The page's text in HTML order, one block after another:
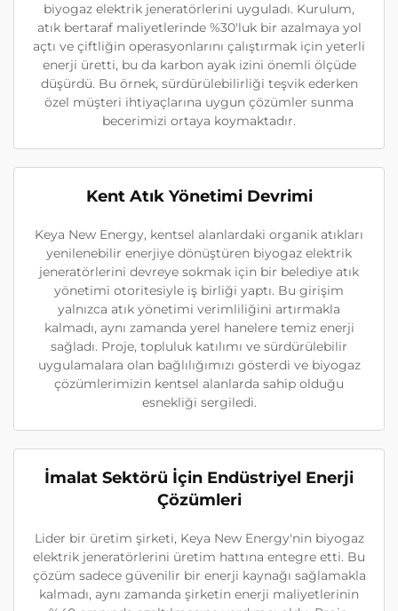
biyogaz elektrik jeneratörlerini uyguladı. Kurulum,
atık bertaraf maliyetlerinde %30'luk bir azalmaya yol
açtı ve çiftliğin operasyonlarını çalıştırmak için yeterli
enerji üretti, bu da karbon ayak izini önemli ölçüde
düşürdü. Bu örnek, sürdürülebilirliği teşvik ederken
özel müşteri ihtiyaçlarına uygun çözümler sunma
becerimizi ortaya koymaktadır.
Kent Atık Yönetimi Devrimi
Keya New Energy, kentsel alanlardaki organik atıkları
yenilenebilir enerjiye dönüştüren biyogaz elektrik
jeneratörlerini devreye sokmak için bir belediye atık
yönetimi otoritesiyle iş birliği yaptı. Bu girişim
yalnızca atık yönetimi verimliliğini artırmakla
kalmadı, aynı zamanda yerel hanelere temiz enerji
sağladı. Proje, topluluk katılımı ve sürdürülebilir
uygulamalara olan bağlılığımızı gösterdi ve biyogaz
çözümlerimizin kentsel alanlarda sahip olduğu
esnekliği sergiledi.
İmalat Sektörü İçin Endüstriyel Enerji
Çözümleri
Lider bir üretim şirketi, Keya New Energy'nin biyogaz
elektrik jeneratörlerini üretim hattına entegre etti. Bu
çözüm sadece güvenilir bir enerji kaynağı sağlamakla
kalmadı, aynı zamanda şirketin enerji maliyetlerinin